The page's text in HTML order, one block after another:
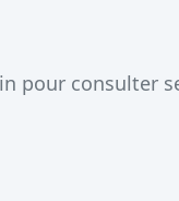
pour consulter